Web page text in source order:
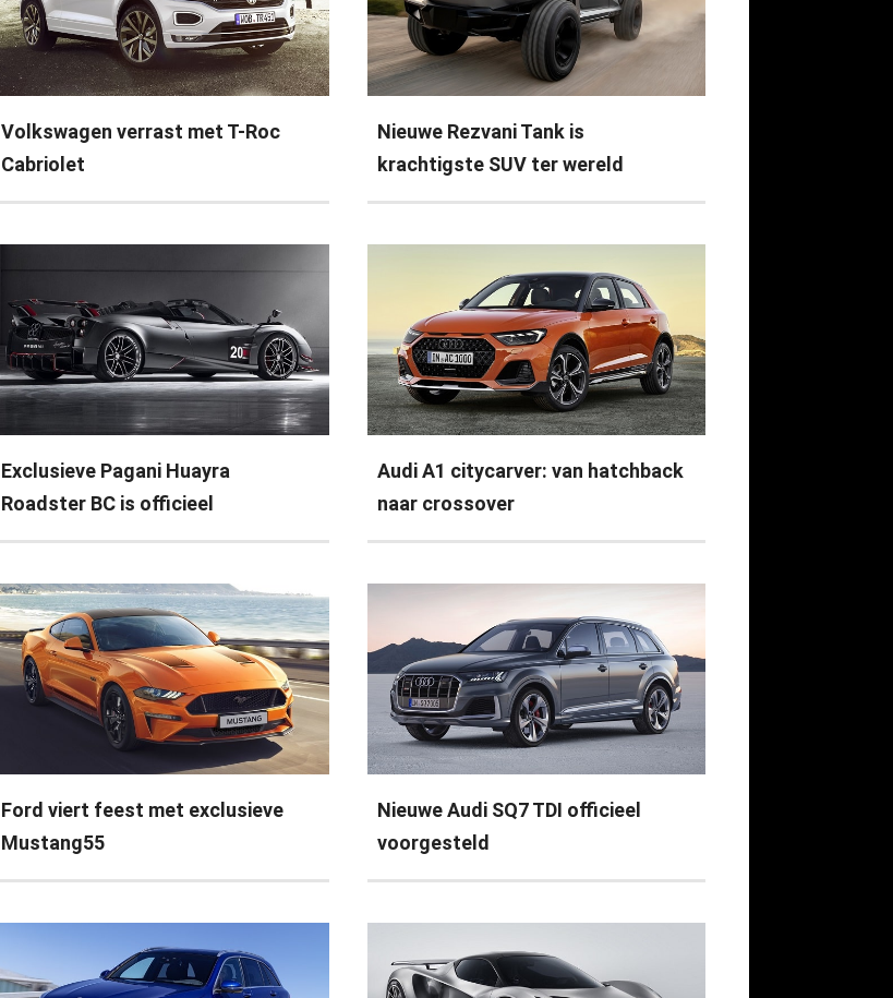
Volkswagen verrast met T-Roc
Cabriolet
Nieuwe Rezvani Tank is
krachtigste SUV ter wereld
Exclusieve Pagani Huayra
Roadster BC is officieel
Audi A1 citycarver: van hatchback
naar crossover
Ford viert feest met exclusieve
Mustang55
Nieuwe Audi SQ7 TDI officieel
voorgesteld